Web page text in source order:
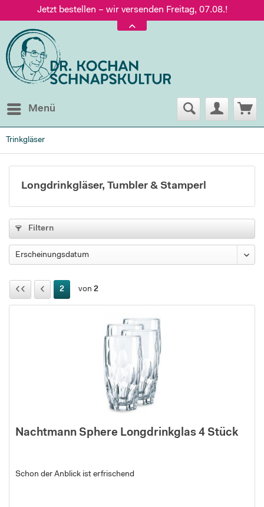
Jetzt bestellen – wir versenden Freitag, 07.08.!
Versand nur 5,60 €, gratis ab 95 € Warenwert
Jetzt bestellen – wir versenden Freitag, 07.08.!
Menü
Trinkgläser
Longdrinkgläser, Tumbler & Stamperl
Filtern
2 von 2
Nachtmann Sphere Longdrinkglas 4 Stück
Schon der Anblick ist erfrischend